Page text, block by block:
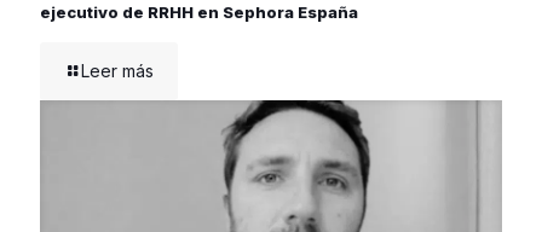
ejecutivo de RRHH en Sephora España
Leer más